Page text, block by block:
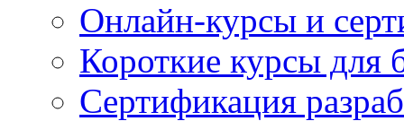
Онлайн-курсы и
Короткие курсы для
Сертификация